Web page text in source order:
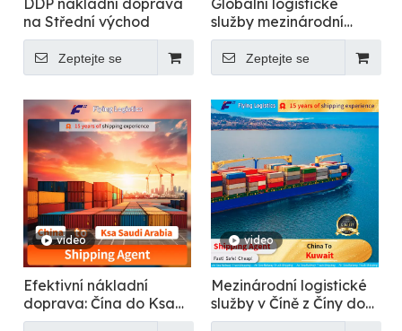
DDP nákladní doprava
na Střední východ
Zeptejte se
Globální logistické
služby mezinárodní
přepravy: Čína kamkoli
Zeptejte se
video
Efektivní nákladní
doprava: Čína do Ksa
Saúdská Arábie
video
Mezinárodní logistické
služby v Číně z Číny do
Kuvajtu